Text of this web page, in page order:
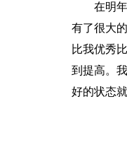
在明
有了很大
比我优秀
到提高。
好的状态